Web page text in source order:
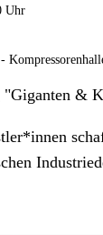
Uhr
"Giganten &